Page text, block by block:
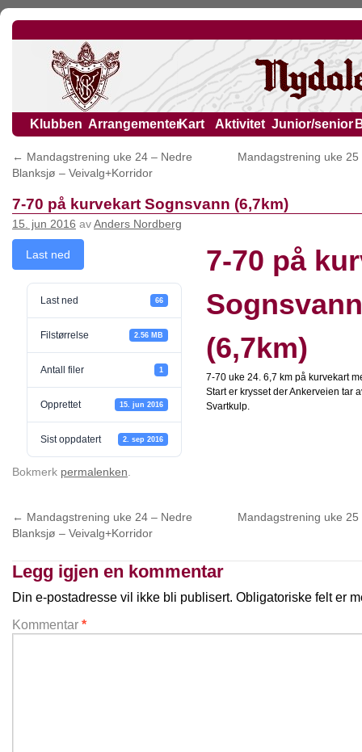
Klubben ArrangementerKart Aktivitet Junior/senior
← Mandagstrening uke 24 – Nedre
Blanksjø – Veivalg+Korridor
Mandagstrening uke
7-70 på kurvekart Sognsvann (6,7km)
15. jun 2016 avAnders Nordberg
Last ned
Last ned 66
Filstørrelse 2.56 MB
Antall filer 1
Opprettet 15. jun 2016
Sist oppdatert 2. sep 2016
7-70 på
Sognsvann
(6,7km)
7-70 uke 24. 6,7 km på kurvekart
Start er krysset der Ankerveien tar
Svartkulp.
Bokmerk permalenken
← Mandagstrening uke 24 – Nedre
Blanksjø – Veivalg+Korridor
Mandagstrening uke
Legg igjen en kommentar
Din e-postadresse vil ikke bli publisert. Obligatoriske felt er
Kommentar *